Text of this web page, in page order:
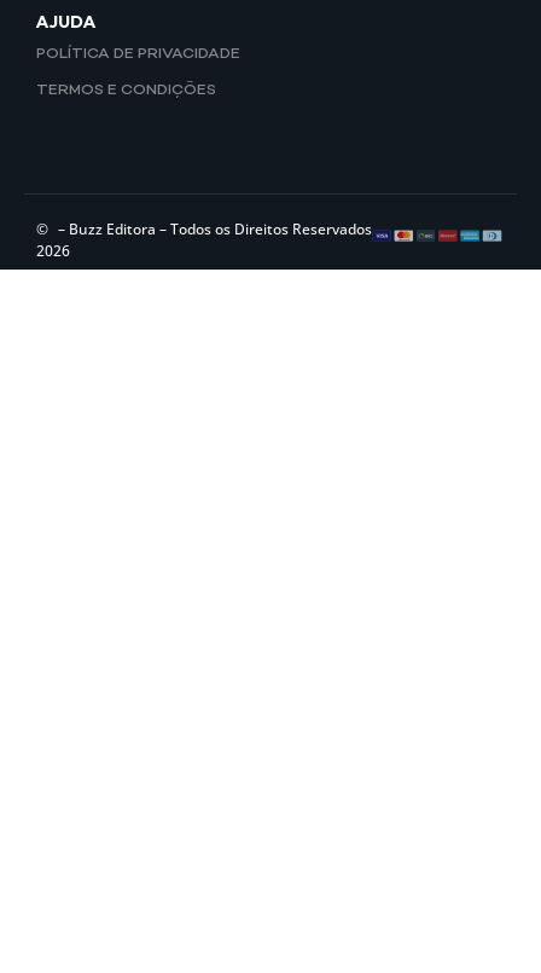
AJUDA
POLÍTICA DE PRIVACIDADE
TERMOS E CONDIÇÕES
©
2026
– Buzz Editora – Todos os Direitos Reservados